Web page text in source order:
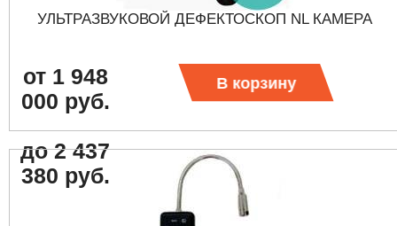
УЛЬТРАЗВУКОВОЙ ДЕФЕКТОСКОП NL КАМЕРА
от 1 948
000 руб.
до 2 437
380 руб.
В корзину